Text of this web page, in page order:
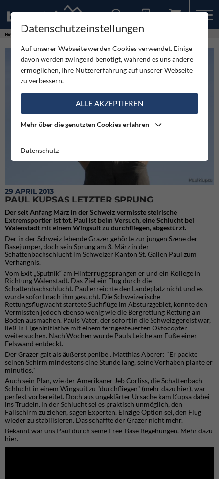
News
Paul Kupsa
29 APRIL 2013
PAUL KUPSAS LETZTER SPRUNG
Der seit Anfang März in der Schweiz vermisste steirische
Extremsportler ist tot. Paul ist beim Versuch, eine Schlucht bei
Walenstadt mit einem Wingsuit zu durchfliegen, abgestürzt.
Der in der Schweiz lebende Grazer gehörte zur jungen Szene der
Basejumper, doch sein Sprung am 3. März in der
Schattenbachschlucht im Schweizer Kanton St. Gallen Paul zum
Verhängnis.
Vom Exit „Sputnik“ am Hinterrugg sprangen er und ein Kollege in
Richtung Walenstadt. Das Ziel ein Flug durch die
Schattenbachschlucht. Paul erreichte den Landeplatz nicht und es
wurde sofort nach ihm gesucht. Die Schweizerische
Rettungsflugwacht startete Suchflüge im Absturzgebiet, konnte den
Vermissten jedoch ebenso wenig wie die Bergrettung Rettung am
Boden ausmachen. Pauls Vater, der sofort in die Schweiz gereist war,
ließ in Eigeninitiative mit einem ferngesteuerten Oktocopter
weitersuchen. Nach Wochen wurde Pauls Leiche am Fuße einer
Felswand entdeckt.
Der Grazer galt als äußerst penibel. Matthias Aberer: "Er packte
seinen Schirm mindestens eine Stunde lang, seine Vorhaben plante er
minutiös."
Auch sein Plan, wie der Amerikaner Jeb Corliss, die Schattenbach-
Schlucht in einem Wingsuit zu "durchfliegen" (mehr dazu hier), war
perfekt vorbereitet. Doch aus ungeklärter Ursache kam Kupsa dabei
ins Trudeln. In der Schlucht sei es praktisch unmöglich, den
Fallschirm zu ziehen, sagen Experten. Einzige Option sei, den Flug
wieder zu stabilisieren. Das schaffte der Grazer nicht mehr.
Bekannt war uns Paul durch seine Free-Base Begehungen. Mehr dazu
hier.
Datenschutzeinstellungen
Auf unserer Webseite werden Cookies verwendet. Einige
davon werden zwingend benötigt, während es uns andere
ermöglichen, Ihre Nutzererfahrung auf unserer Webseite
zu verbessern.
ALLE AKZEPTIEREN
Mehr über die genutzten Cookies erfahren
Datenschutz